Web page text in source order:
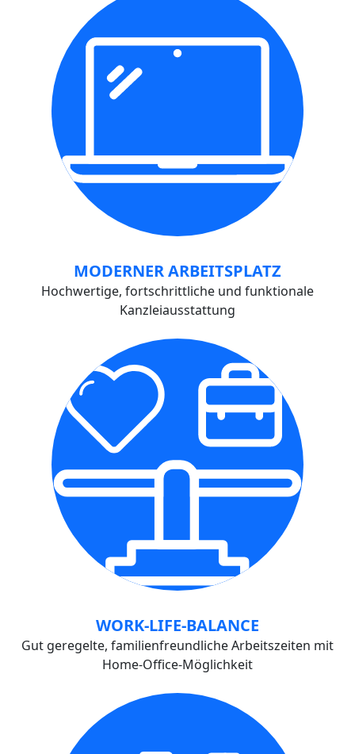
MODERNER ARBEITSPLATZ
Hochwertige, fortschrittliche und funktionale
Kanzleiausstattung
WORK-LIFE-BALANCE
Gut geregelte, familienfreundliche Arbeitszeiten mit
Home-Office-Möglichkeit